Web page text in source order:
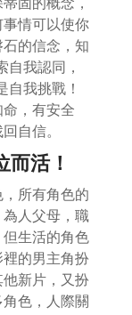
固的概念，
情可以使你
的信念，知
我認同，
我挑戰！
，有安全
自信。
活！
所有角色的
人父母，職
生活的角色
的男主角扮
新片，又扮
色，人際關